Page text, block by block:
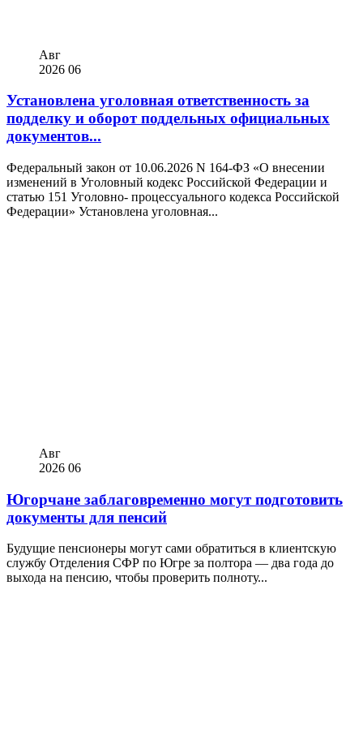
Авг
2026 06
Установлена уголовная ответственность за
подделку и оборот поддельных официальных
документов...
Федеральный закон от 10.06.2026 N 164-ФЗ «О внесении
изменений в Уголовный кодекс Российской Федерации и
статью 151 Уголовно- процессуального кодекса Российской
Федерации» Установлена уголовная...
Авг
2026 06
Югорчане заблаговременно могут подготовить
документы для пенсий
Будущие пенсионеры могут сами обратиться в клиентскую
службу Отделения СФР по Югре за полтора — два года до
выхода на пенсию, чтобы проверить полноту...